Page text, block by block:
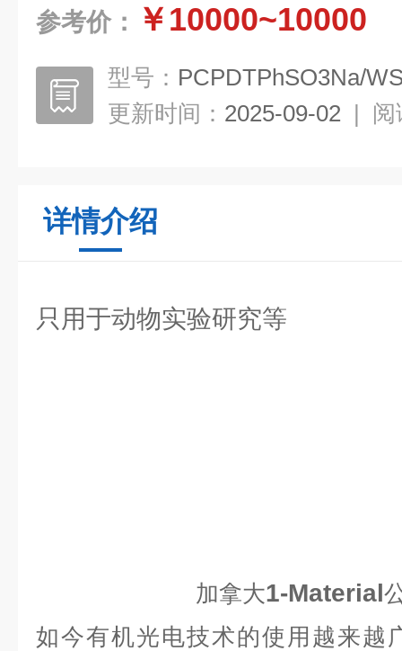
参考价： ￥10000~10000
型号： PCPDTPhSO3Na/
更新时间： 2025-09-02 | 阅
详情介绍
只用于动物实验研究等
加拿大1-Material
如今有机光电技术的使用越来越